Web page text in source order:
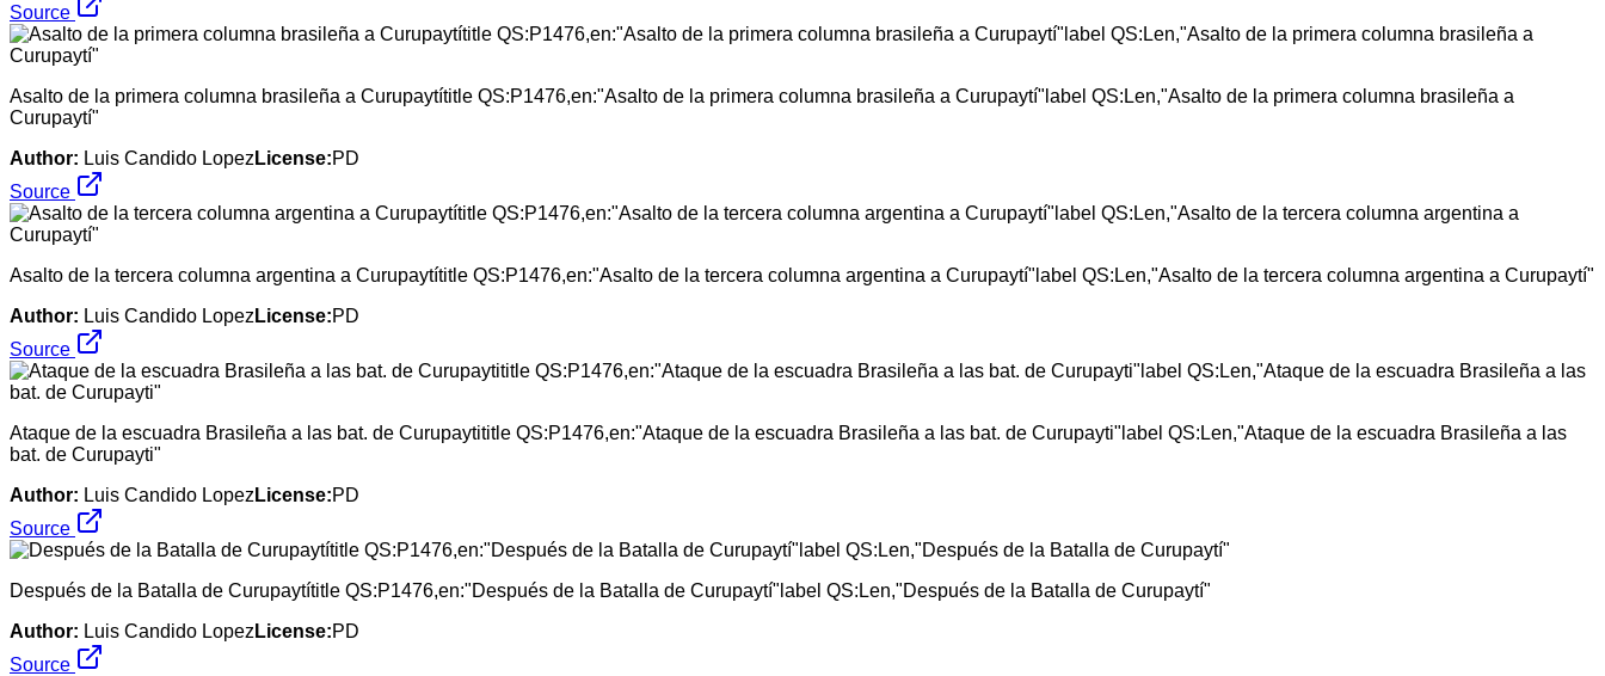
Source
Asalto de la primera columna brasileña a Curupaytítitle QS:P1476,en:"Asalto de la primera columna brasileña a Curupaytí"label QS:Len,"Asalto de la primera columna brasileña a
Curupaytí"
Author: Luis Candido Lopez License:PD
Source
Asalto de la tercera columna argentina a Curupaytítitle QS:P1476,en:"Asalto de la tercera columna argentina a Curupaytí"label QS:Len,"Asalto de la tercera columna argentina a Curupaytí"
Author: Luis Candido Lopez License:PD
Source
Ataque de la escuadra Brasileña a las bat. de Curupaytititle QS:P1476,en:"Ataque de la escuadra Brasileña a las bat. de Curupayti"label QS:Len,"Ataque de la escuadra Brasileña a las
bat. de Curupayti"
Author: Luis Candido Lopez License:PD
Source
Después de la Batalla de Curupaytítitle QS:P1476,en:"Después de la Batalla de Curupaytí"label QS:Len,"Después de la Batalla de Curupaytí"
Author: Luis Candido Lopez License:PD
Source